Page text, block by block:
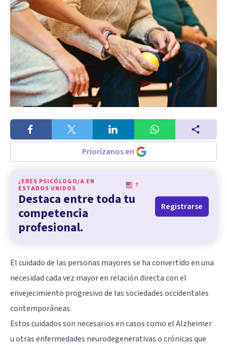
Priorízanos en
¿ERES PSICÓLOGO/A EN
ESTADOS UNIDOS
?
Destaca entre toda tu
competencia
profesional.
Registrarse
El cuidado de las personas mayores se ha convertido en una
necesidad cada vez mayor en relación directa con el
envejecimiento progresivo de las sociedades occidentales
contemporáneas.
Estos cuidados son necesarios en casos como el Alzheimer
u otras enfermedades neurodegenerativas o crónicas que